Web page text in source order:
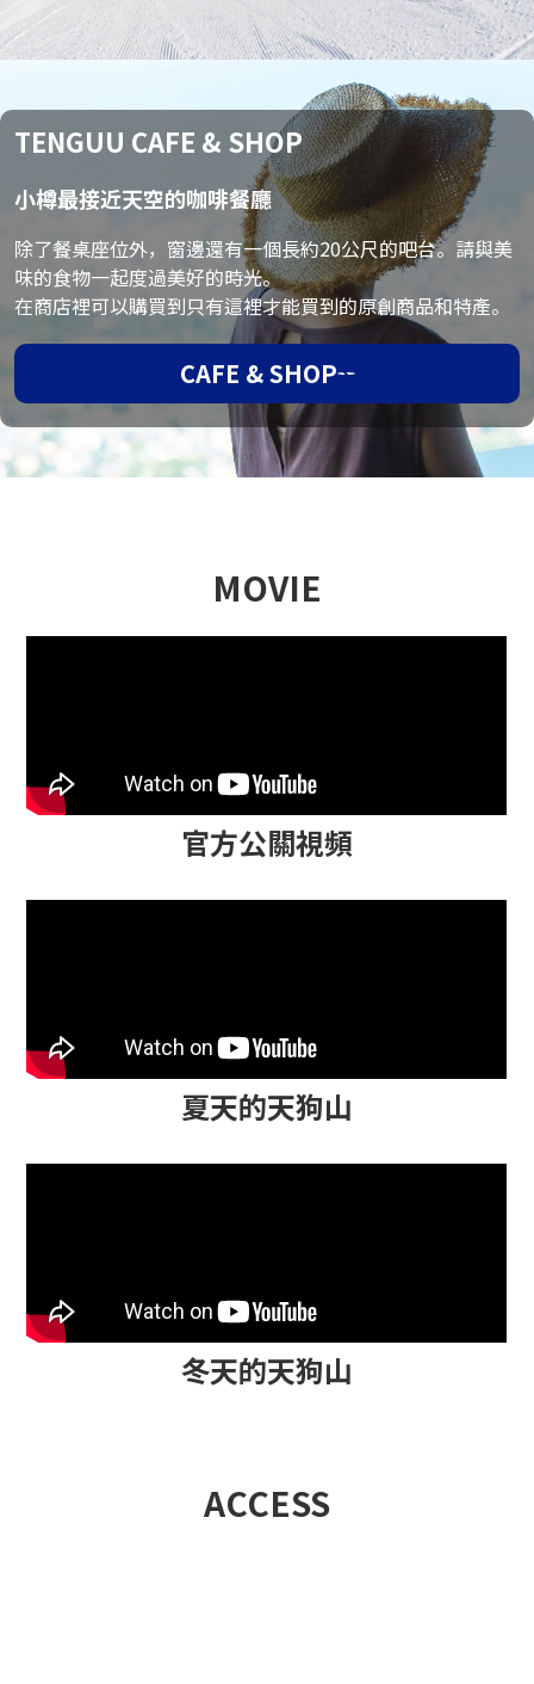
TENGUU CAFE & SHOP
小樽最接近天空的咖啡餐廳
除了餐桌座位外，窗邊還有一個長約20公尺的吧台。請與美
味的食物一起度過美好的時光。
在商店裡可以購買到只有這裡才能買到的原創商品和特產。
CAFE & SHOP
MOVIE
官方公關視頻
夏天的天狗山
冬天的天狗山
ACCESS